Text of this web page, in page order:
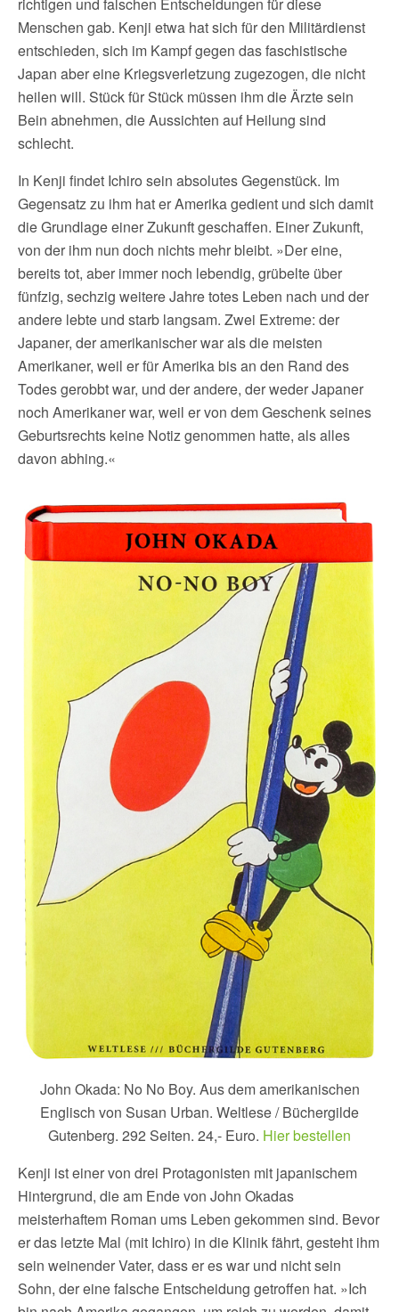
Menschen gab. Kenji etwa hat sich für den Militärdienst
entschieden, sich im Kampf gegen das faschistische
Japan aber eine Kriegsverletzung zugezogen, die nicht
heilen will. Stück für Stück müssen ihm die Ärzte sein
Bein abnehmen, die Aussichten auf Heilung sind
schlecht.
In Kenji findet Ichiro sein absolutes Gegenstück. Im
Gegensatz zu ihm hat er Amerika gedient und sich damit
die Grundlage einer Zukunft geschaffen. Einer Zukunft,
von der ihm nun doch nichts mehr bleibt. »Der eine,
bereits tot, aber immer noch lebendig, grübelte über
fünfzig, sechzig weitere Jahre totes Leben nach und der
andere lebte und starb langsam. Zwei Extreme: der
Japaner, der amerikanischer war als die meisten
Amerikaner, weil er für Amerika bis an den Rand des
Todes gerobbt war, und der andere, der weder Japaner
noch Amerikaner war, weil er von dem Geschenk seines
Geburtsrechts keine Notiz genommen hatte, als alles
davon abhing.«
John Okada: No No Boy. Aus dem amerikanischen
Englisch von Susan Urban. Weltlese / Büchergilde
Gutenberg. 292 Seiten. 24,- Euro. Hier bestellen
Kenji ist einer von drei Protagonisten mit japanischem
Hintergrund, die am Ende von John Okadas
meisterhaftem Roman ums Leben gekommen sind. Bevor
er das letzte Mal (mit Ichiro) in die Klinik fährt, gesteht ihm
sein weinender Vater, dass er es war und nicht sein
Sohn, der eine falsche Entscheidung getroffen hat. »Ich